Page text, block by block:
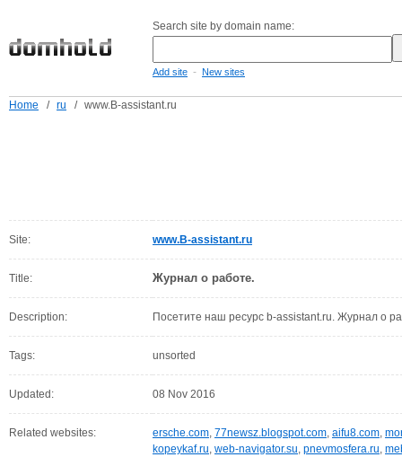
Search site by domain name:
Add site - New sites
Home / ru / www.B-assistant.ru
Site: www.B-assistant.ru
Title: Журнал о работе.
Description: Посетите наш ресурс b-assistant.ru. Журнал о
Tags: unsorted
Updated: 08 Nov 2016
Related websites: ersche.com, 77newsz.blogspot.com, aifu8.com,
kopeykaf.ru, web-navigator.su, pnevmosfera.ru,